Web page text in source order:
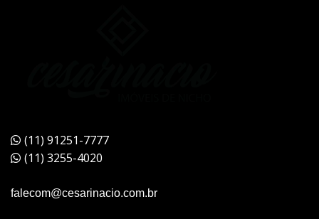
(11) 91251-7777
(11) 3255-4020
falecom@cesarinacio.com.br